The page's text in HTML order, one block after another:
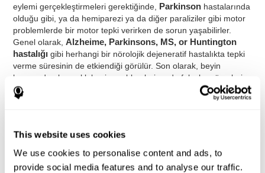
This website uses cookies
We use cookies to personalise content and ads, to
provide social media features and to analyse our traffic.
eylemi gerçekleştirmeleri gerektiğinde,
Parkinson hastalarında
olduğu gibi, ya da hemiparezi ya da diğer paraliziler gibi motor
problemlerde bir motor tepki verirken de sorun yaşabilirler.
Genel olarak,Alzheime, Parkinsons, MS, or Huntington
hastalığı gibi herhangi bir nörolojik dejeneratif hastalıkta tepki
verme süresinin de etkiendiği görülür. Son olarak, beyin
hasarından kaynaklı beyin problemleri ya da felç, bu süreçlerin
herhangi birini etkileyebilir ve bu da sonuç olarak tepki verme
süresini etkiler.
bozuklukdiffüz aksonal hasarı
sonra ortaya çıkar. Kafaya darbe ya da beyin sarsıntısına
sebep olan kaza aksonları kırar ya da yırtar (nöronun diğer